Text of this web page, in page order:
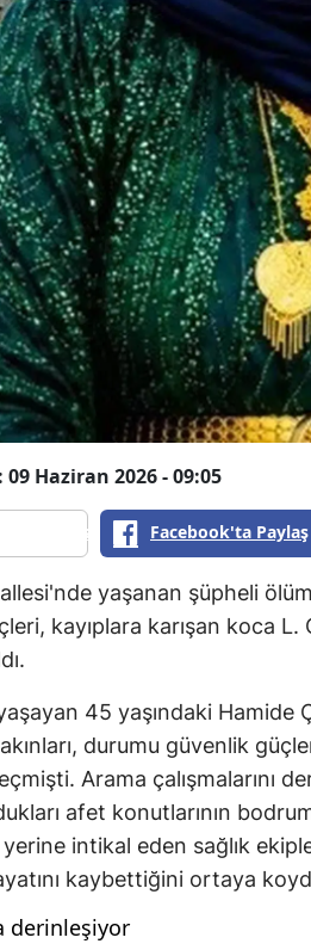
09 Haziran 2026 - 09:05
Facebook'ta Paylaş
yaşanan şüpheli
kayıplara karışan koca L.
45 yaşındaki Hamide
durumu güvenlik
Arama çalışmalarını
afet konutlarının
intikal eden sağlık
kaybettiğini ortaya
derinleşiyor